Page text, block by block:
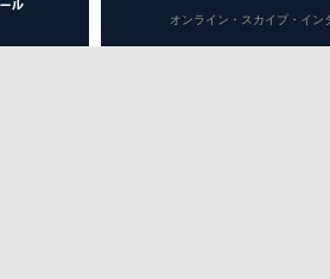
オンライン・スカイプ・イ